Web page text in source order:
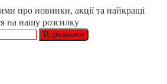
про новинки, акції та найкращі
на нашу розсилку
Відправити